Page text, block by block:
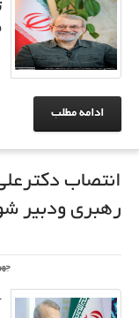
ادامه مطلب
انتصاب
رهبری ودبیر